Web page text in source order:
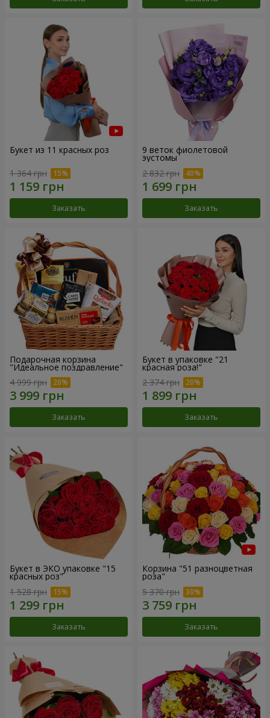
Букет из 11 красных роз
1 364 грн
Заказать
9 веток фиолетовой
эустомы
2 832 грн
Заказать
Подарочная корзина
"Идеальное поздравление"
4 999 грн
Заказать
Букет в упаковке "21
красная роза!"
2 374 грн
Заказать
Букет в ЭКО упаковке "15
красных роз"
1 528 грн
Заказать
Корзина "51 разноцветная
роза"
5 370 грн
Заказать